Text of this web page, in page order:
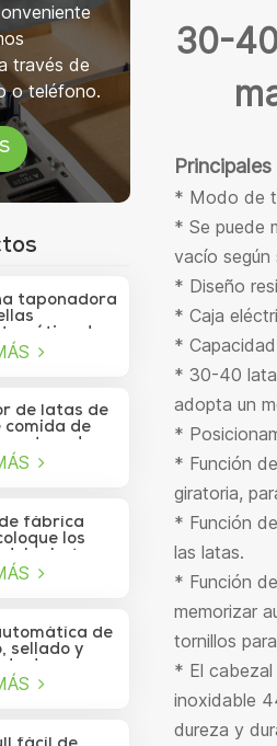
través de
o teléfono.
taponadora
de
botellas
de latas de
comida de
contenedor
de sardina
fábrica
los
robot
la bolsita
de
sellado y
para
30-
* Modo de
* Se puede
vacío según
* Diseño
* Caja
*
* 30-40
adopta un
*
* Función
giratoria,
* Función
las latas.
* Función
memorizar
tornillos
* El
inoxidable
dureza y